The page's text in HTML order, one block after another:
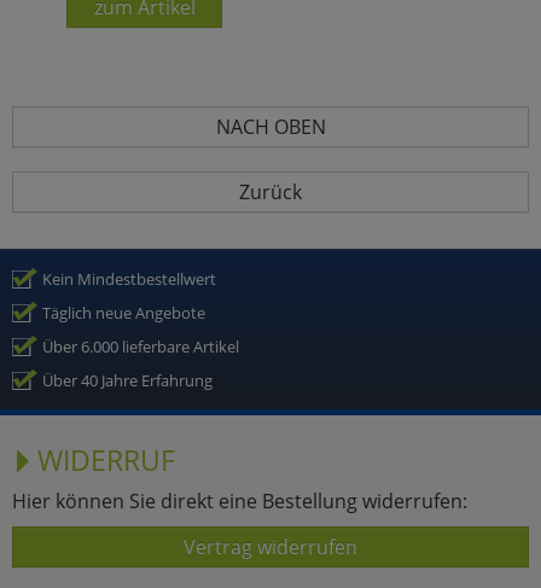
zum Artikel
NACH OBEN
Zurück
Kein Mindestbestellwert
Täglich neue Angebote
Über 6.000 lieferbare Artikel
Über 40 Jahre Erfahrung
WIDERRUF
Hier können Sie direkt eine Bestellung widerrufen:
Vertrag widerrufen